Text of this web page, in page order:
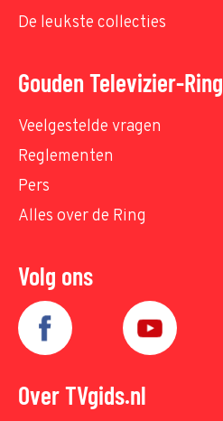
De leukste collecties
Gouden Televizier-Ring
Veelgestelde vragen
Reglementen
Pers
Alles over de Ring
Volg ons
Over TVgids.nl